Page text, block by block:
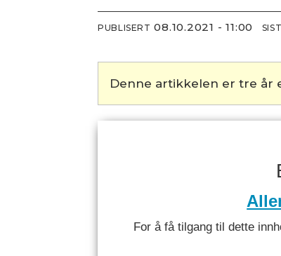
PUBLISERT 08.10.2021 - 11:00
Denne artikkelen er tre år
For å få tilgang til dette